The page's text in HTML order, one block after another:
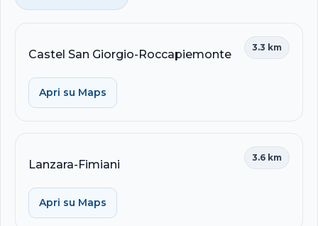
Castel San Giorgio-Roccapiemonte
3.3 km
Apri su Maps
Lanzara-Fimiani
3.6 km
Apri su Maps